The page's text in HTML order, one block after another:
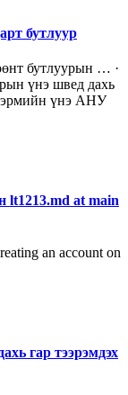
бутлуур
бутлуурын … ·
үнэ швед дахь
үнэ АНУ
lt1213.md at main
an account on
гар тээрэмдэх